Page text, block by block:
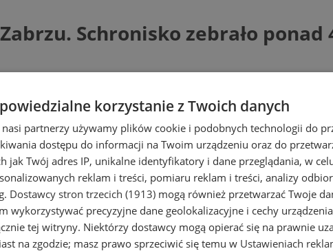
Schronisko zebrało ponad
korzystanie z Twoich danych
partnerzy używamy plików cookie i podobnych technologii do
dostępu do informacji na Twoim urządzeniu oraz do
jak Twój adres IP, unikalne identyfikatory i dane przeglądania, w
reklam i treści, pomiaru reklam i treści, analizy
Dostawcy stron trzecich (1913) mogą również przetwarzać Twoje
wykorzystywać precyzyjne dane geolokalizacyjne i cechy
tej witryny. Niektórzy dostawcy mogą opierać się na prawnie
na zgodzie; masz prawo sprzeciwić się temu w Ustawieniach